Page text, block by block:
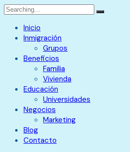
Inicio
Inmigración
Grupos
Beneficios
Familia
Vivienda
Educación
Universidades
Negocios
Marketing
Blog
Contacto